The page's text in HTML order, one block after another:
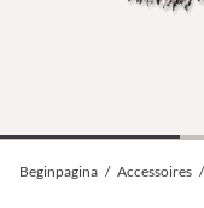
Beginpagina / Accessoires /